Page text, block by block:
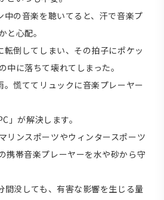
中の音楽を聴いてると、汗で音楽プ
と心配。
倒してしまい、その拍子にポケッ
中に落ちて壊れてしまった。
。慌ててリュックに音楽プレーヤー
」が解決します。
リンスポーツやウィンタースポーツ
携帯音楽プレーヤーを水や砂から守
没しても、有害な影響を生じる量